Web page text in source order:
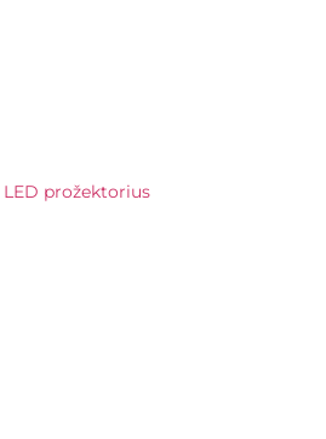
LED prožektorius